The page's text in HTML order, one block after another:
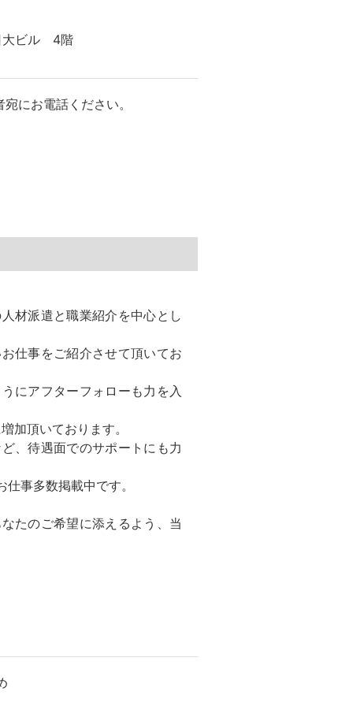
大ビル 4階
にお電話ください。
材派遣と職業紹介を中心とし
仕事をご紹介させて頂いてお
にアフターフォローも力を入
加頂いております。
、待遇面でのサポートにも力
事多数掲載中です。
たのご希望に添えるよう、当